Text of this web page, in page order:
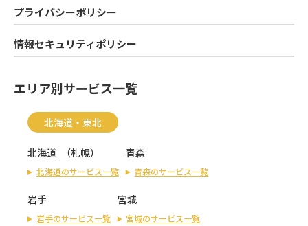
プライバシーポリシー
情報セキュリティポリシー
エリア別サービス一覧
北海道・東北
北海道 （札幌）
北海道のサービス一覧
青森
青森のサービス一覧
岩手
岩手のサービス一覧
宮城
宮城のサービス一覧